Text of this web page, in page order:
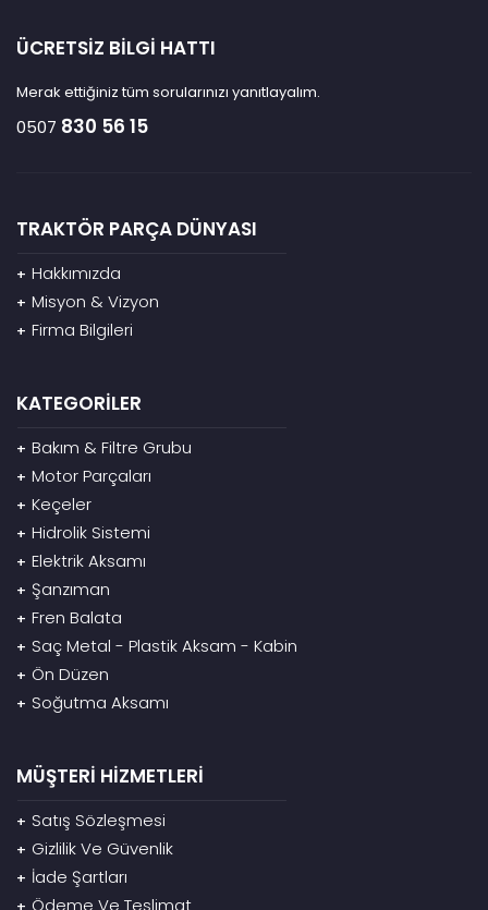
ÜCRETSİZ BİLGİ HATTI
Merak ettiğiniz tüm sorularınızı yanıtlayalım.
0507 830 56 15
TRAKTÖR PARÇA DÜNYASI
+ Hakkımızda
+ Misyon & Vizyon
+ Firma Bilgileri
KATEGORİLER
+ Bakım & Filtre Grubu
+ Motor Parçaları
+ Keçeler
+ Hidrolik Sistemi
+ Elektrik Aksamı
+ Şanzıman
+ Fren Balata
+ Saç Metal - Plastik Aksam - Kabin
+ Ön Düzen
+ Soğutma Aksamı
MÜŞTERİ HİZMETLERİ
+ Satış Sözleşmesi
+ Gizlilik Ve Güvenlik
+ İade Şartları